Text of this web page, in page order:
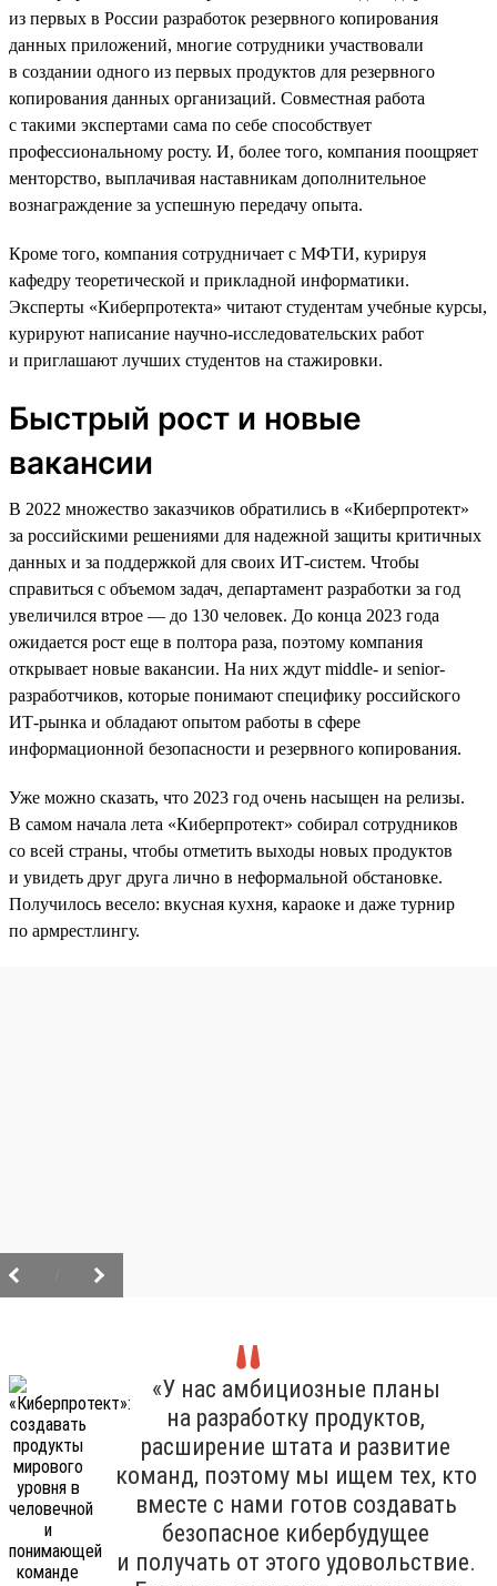
из первых в России разработок резервного копирования
данных приложений, многие сотрудники участвовали
в создании одного из первых продуктов для резервного
копирования данных организаций. Совместная работа
с такими экспертами сама по себе способствует
профессиональному росту. И, более того, компания поощряет
менторство, выплачивая наставникам дополнительное
вознаграждение за успешную передачу опыта.
Кроме того, компания сотрудничает с МФТИ, курируя
кафедру теоретической и прикладной информатики.
Эксперты «Киберпротекта» читают студентам учебные курсы,
курируют написание научно-исследовательских работ
и приглашают лучших студентов на стажировки.
Быстрый рост и новые
вакансии
В 2022 множество заказчиков обратились в «Киберпротект»
за российскими решениями для надежной защиты критичных
данных и за поддержкой для своих ИТ-систем. Чтобы
справиться с объемом задач, департамент разработки за год
увеличился втрое — до 130 человек. До конца 2023 года
ожидается рост еще в полтора раза, поэтому компания
открывает новые вакансии. На них ждут middle- и senior-
разработчиков, которые понимают специфику российского
ИТ-рынка и обладают опытом работы в сфере
информационной безопасности и резервного копирования.
Уже можно сказать, что 2023 год очень насыщен на релизы.
В самом начала лета «Киберпротект» собирал сотрудников
со всей страны, чтобы отметить выходы новых продуктов
и увидеть друг друга лично в неформальной обстановке.
Получилось весело: вкусная кухня, караоке и даже турнир
по армрестлингу.
«У нас амбициозные планы
на разработку продуктов,
расширение штата и развитие
команд, поэтому мы ищем тех, кто
вместе с нами готов создавать
безопасное кибербудущее
и получать от этого удовольствие.